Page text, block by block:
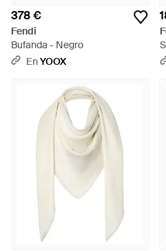
378 €
Fendi
Bufanda - Negro
EnYOOX